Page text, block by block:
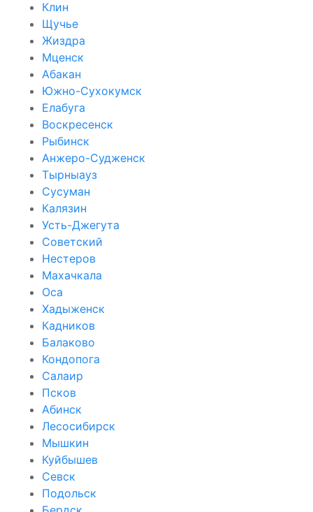
Клин
Щучье
Жиздра
Мценск
Абакан
Южно-Сухокумск
Елабуга
Воскресенск
Рыбинск
Анжеро-Судженск
Тырныауз
Сусуман
Калязин
Усть-Джегута
Советский
Нестеров
Махачкала
Оса
Хадыженск
Кадников
Балаково
Кондопога
Салаир
Псков
Абинск
Лесосибирск
Мышкин
Куйбышев
Севск
Подольск